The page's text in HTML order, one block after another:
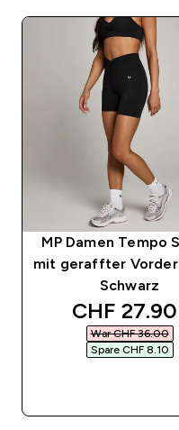
MP Damen Tempo
mit geraffter
Schwarz
discounted
CHF 27.90‎
War CHF 36.00‎
Spare CHF 8.10‎